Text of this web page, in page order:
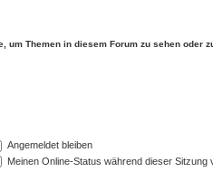
um Themen in diesem Forum zu sehen oder
Angemeldet bleiben
Meinen Online-Status während dieser Sitzung